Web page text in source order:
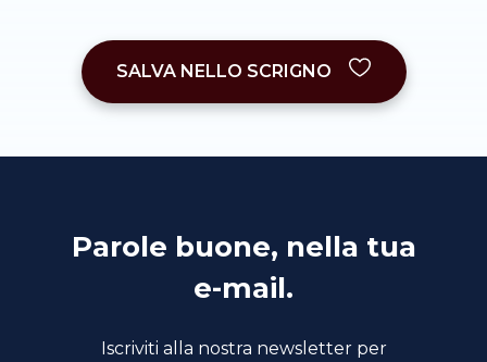
SALVA NELLO SCRIGNO
Parole buone, nella tua
e-mail.
Iscriviti alla nostra newsletter per